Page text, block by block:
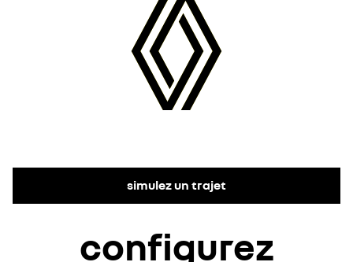
simulez un trajet
configurez